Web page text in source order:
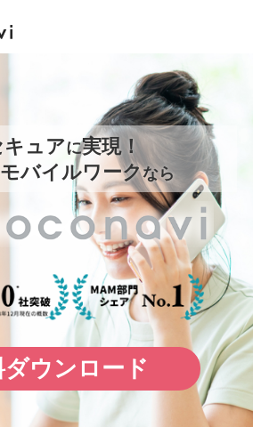
キュアに実現！
バイルワークなら
ダウンロード